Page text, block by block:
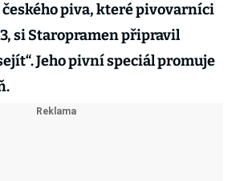
českého piva, které pivovarníci
si Staropramen připravil
Jeho pivní speciál promuje